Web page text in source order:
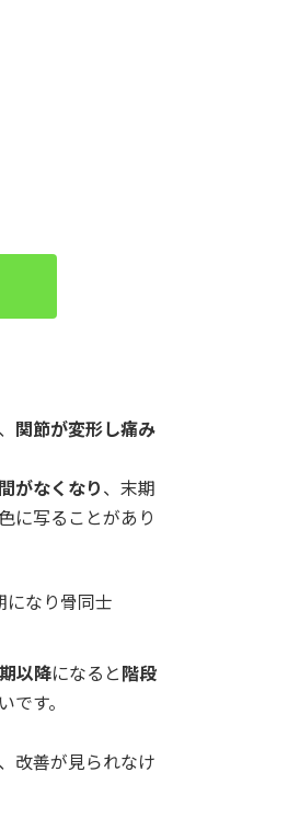
関節が変形し痛み
がなくなり 、末期
に写ることがあり
以降になると 階段
です。
改善が見られなけ